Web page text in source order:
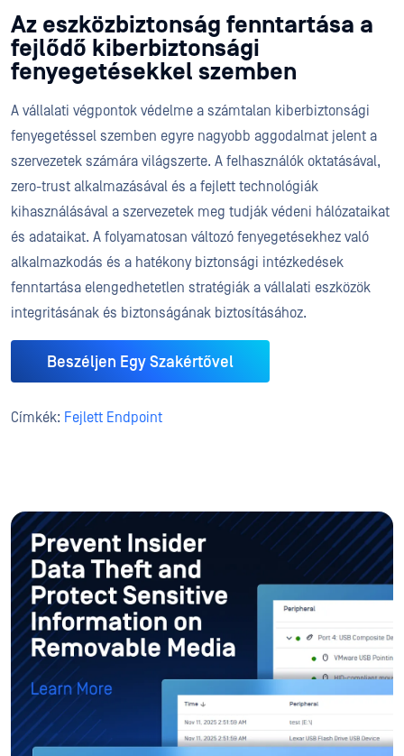
Az eszközbiztonság fenntartása a
fejlődő kiberbiztonsági
fenyegetésekkel szemben
A vállalati végpontok védelme a számtalan kiberbiztonsági
fenyegetéssel szemben egyre nagyobb aggodalmat jelent a
szervezetek számára világszerte. A felhasználók oktatásával,
zero-trust alkalmazásával és a fejlett technológiák
kihasználásával a szervezetek meg tudják védeni hálózataikat
és adataikat. A folyamatosan változó fenyegetésekhez való
alkalmazkodás és a hatékony biztonsági intézkedések
fenntartása elengedhetetlen stratégiák a vállalati eszközök
integritásának és biztonságának biztosításához.
Beszéljen Egy Szakértővel
Címkék: Fejlett Endpoint